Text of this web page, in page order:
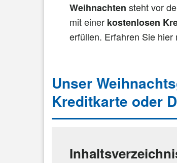
Weihnachten steht vor
mit einer kostenlosen
erfüllen. Erfahren Sie hier
Unser
Kreditkarte oder